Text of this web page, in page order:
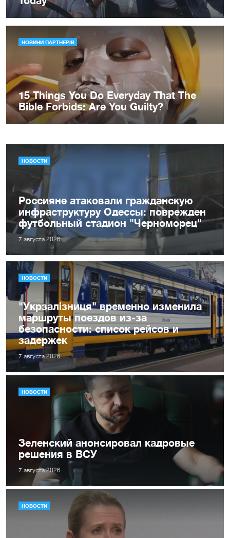
НОВОСТИ
Россияне атаковали гражданскую
инфраструктуру Одессы: поврежден
футбольный стадион "Черноморец"
7 августа 2026
НОВОСТИ
"Укрзалізниця" временно изменила
маршруты поездов из-за
безопасности: список рейсов и
задержек
7 августа 2026
НОВОСТИ
Зеленский анонсировал кадровые
решения в ВСУ
7 августа 2026
НОВОСТИ